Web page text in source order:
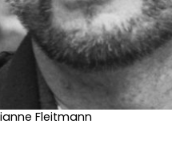
Fleitmann